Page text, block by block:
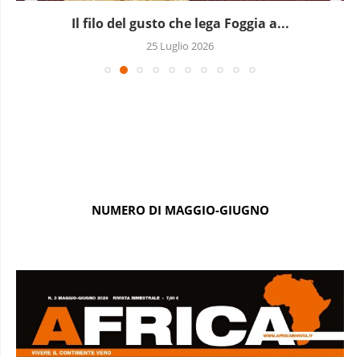
A Milano batte un Kori d’oro: l’Africa occidentale...
19 Luglio 2026
NUMERO DI MAGGIO-GIUGNO